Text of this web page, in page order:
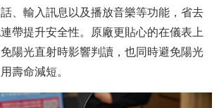
、輸入訊息以及播放音樂等功能，省去
帶提升安全性。原廠更貼心的在儀表上
陽光直射時影響判讀，也同時避免陽光
壽命減短。